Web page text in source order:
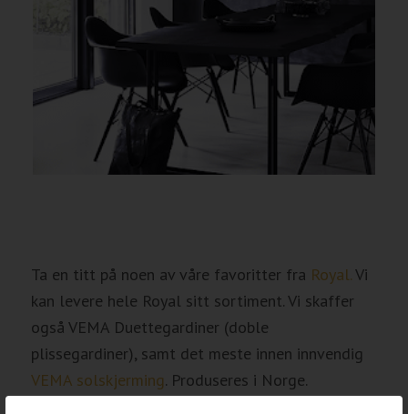
Ta en titt på noen av våre favoritter fra Royal.Vi
kan levere hele Royal sitt sortiment. Vi skaffer
også VEMA Duettegardiner (doble
plissegardiner), samt det meste innen innvendig
VEMA solskjerming. Produseres i Norge.